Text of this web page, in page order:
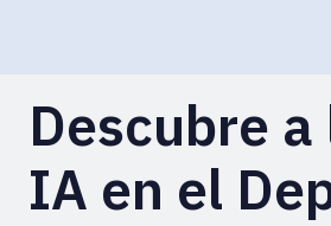
Descubre
IA en el